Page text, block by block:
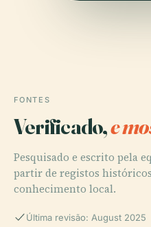
FONTES
Verificado,e
Pesquisado e escrito pela
partir de registos
conhecimento local.
Última revisão: August 2025